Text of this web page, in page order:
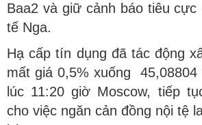
Baa2 và giữ cảnh báo tiêu cực
tế Nga.
Hạ cấp tín dụng đã tác động
mất giá 0,5% xuống 45,08804
lúc 11:20 giờ Moscow, tiếp
cho việc ngăn cản đồng nội tệ